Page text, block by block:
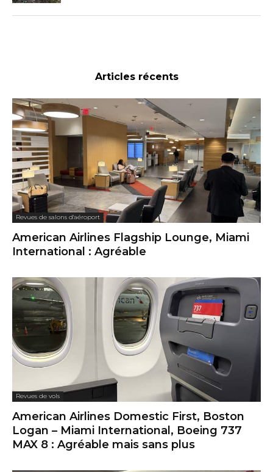
Articles récents
Revues de salons d'aéroport
American Airlines Flagship Lounge, Miami
International : Agréable
Revues de vols
American Airlines Domestic First, Boston
Logan – Miami International, Boeing 737
MAX 8 : Agréable mais sans plus